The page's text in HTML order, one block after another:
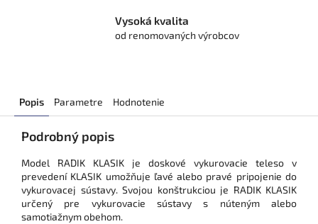
Vysoká kvalita
od renomovaných výrobcov
Popis Parametre Hodnotenie
Podrobný popis
Model RADIK KLASIK je doskové vykurovacie teleso v
prevedení KLASIK umožňuje ľavé alebo pravé pripojenie do
vykurovacej sústavy. Svojou konštrukciou je RADIK KLASIK
určený pre vykurovacie sústavy s núteným alebo
samotiažnym obehom.